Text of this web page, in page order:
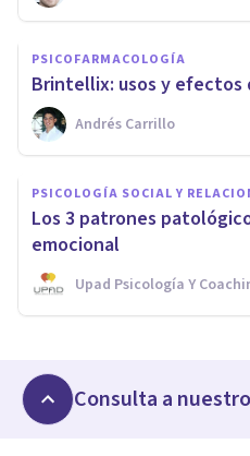
PSICOFARMACOLOGÍA
Brintellix: usos y efectos
Andrés Carrillo
PSICOLOGÍA SOCIAL Y
Los 3 patrones
emocional
Upad Psicología Y
Consulta a